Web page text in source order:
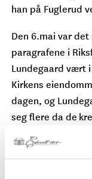
han på Fuglerud
Den 6.mai var
paragrafene i
Lundegaard vært
Kirkens
dagen, og
seg flere da de
Lundegaard, og